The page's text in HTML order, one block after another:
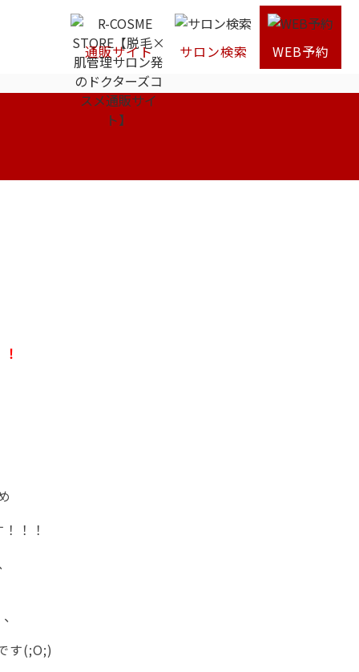
通販サイト サロン検索 WEB予約
！！
す(;O;)